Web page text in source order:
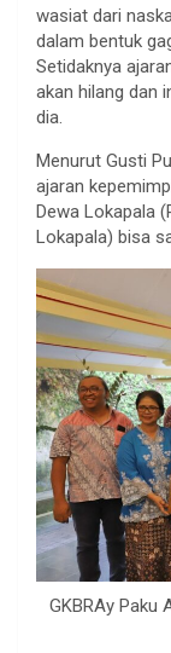
wasiat dari
dalam bentuk
Setidaknya
akan hilang dan
dia.
Menurut Gusti
ajaran
Dewa Lokapala
Lokapala) bisa
GKBRAy Paku